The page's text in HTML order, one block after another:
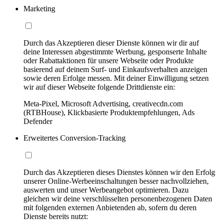
Marketing
Durch das Akzeptieren dieser Dienste können wir dir auf
deine Interessen abgestimmte Werbung, gesponserte Inhalte
oder Rabattaktionen für unsere Webseite oder Produkte
basierend auf deinem Surf- und Einkaufsverhalten anzeigen
sowie deren Erfolge messen. Mit deiner Einwilligung setzen
wir auf dieser Webseite folgende Drittdienste ein:
Meta-Pixel, Microsoft Advertising, creativecdn.com
(RTBHouse), Klickbasierte Produktempfehlungen, Ads
Defender
Erweitertes Conversion-Tracking
Durch das Akzeptieren dieses Dienstes können wir den Erfolg
unserer Online-Werbeeinschaltungen besser nachvollziehen,
auswerten und unser Werbeangebot optimieren. Dazu
gleichen wir deine verschlüsselten personenbezogenen Daten
mit folgenden externen Anbietenden ab, sofern du deren
Dienste bereits nutzt: